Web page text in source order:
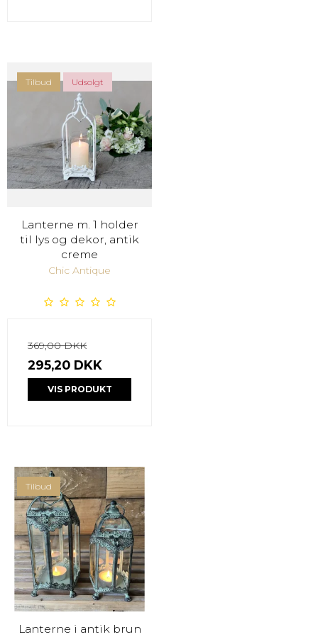
Tilbud Udsolgt
Lanterne m. 1 holder
til lys og dekor, antik
creme
Chic Antique
369,00 DKK
295,20 DKK
VIS PRODUKT
Tilbud
Lanterne i antik brun